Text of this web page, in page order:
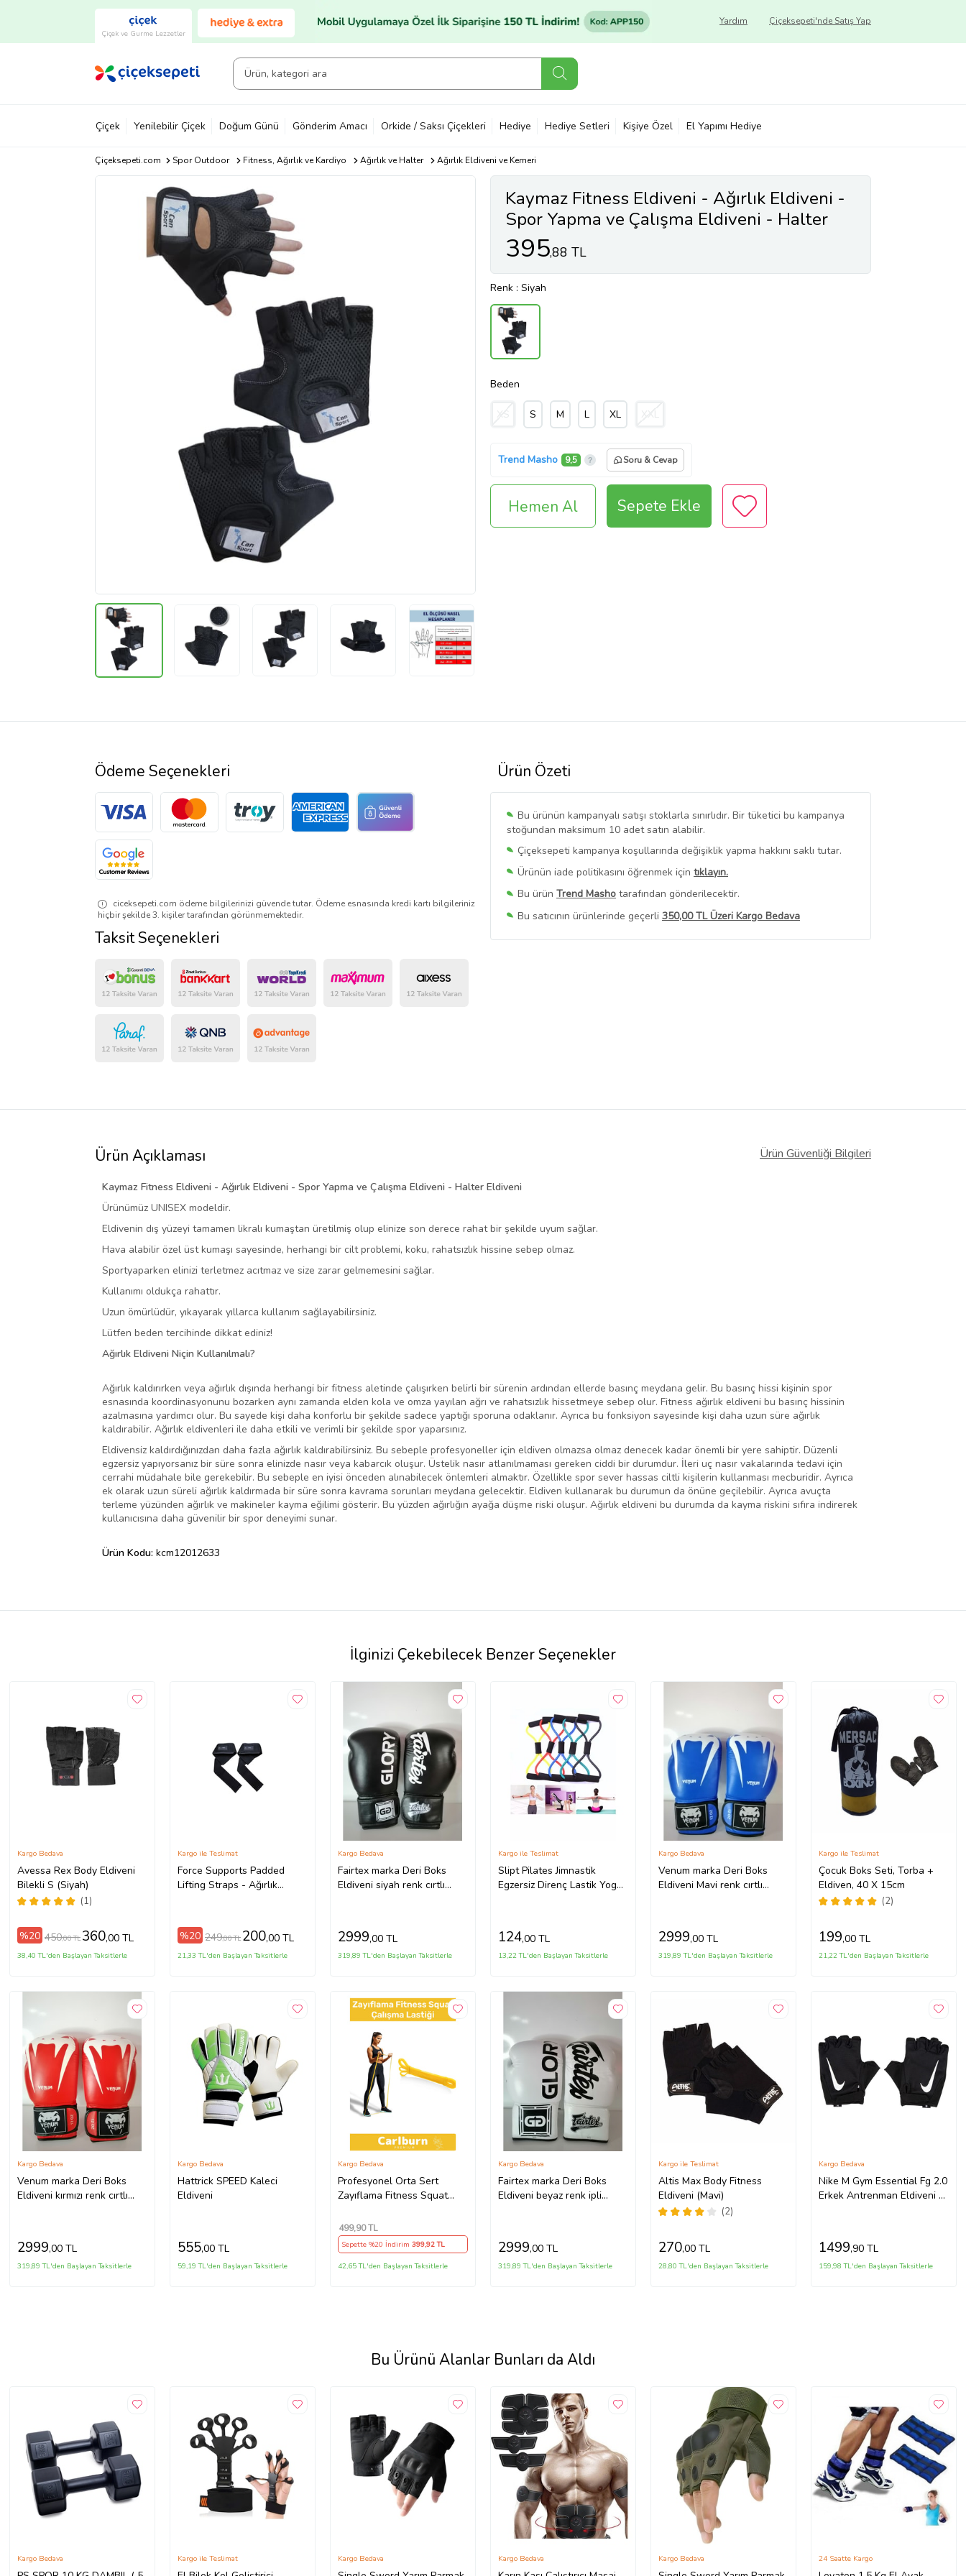
Çiçek ve Gurme Lezzetler
Çiçeksepeti'nde Satış Yap
Yardım
Çiçek Yenilebilir Çiçek Doğum Günü Gönderim Amacı Orkide / Saksı Çiçekleri Hediye Hediye Setleri Kişiye Özel El Yapımı Hediye
Çiçeksepeti.com Spor Outdoor Fitness, Ağırlık ve Kardiyo Ağırlık ve Halter Ağırlık Eldiveni ve Kemeri
Kaymaz Fitness Eldiveni - Ağırlık Eldiveni -
Spor Yapma ve Çalışma Eldiveni - Halter
Eldiveni (Siyah)
395,88 TL
Renk : Siyah
Beden
XS S M L XL XXL
Trend Masho 9,5 Soru & Cevap
Hemen Al Sepete Ekle
Ürün Özeti
Bu ürünün kampanyalı satışı stoklarla sınırlıdır. Bir tüketici bu kampanya
stoğundan maksimum 10 adet satın alabilir.
Çiçeksepeti kampanya koşullarında değişiklik yapma hakkını saklı tutar.
Ürünün iade politikasını öğrenmek için tıklayın.
Bu ürün Trend Masho tarafından gönderilecektir.
Bu satıcının ürünlerinde geçerli 350,00 TL Üzeri Kargo Bedava
Bu SatıcınınTüm Ürünlerini Görüntüle
Ödeme Seçenekleri
ciceksepeti.com ödeme bilgilerinizi güvende tutar. Ödeme esnasında kredi kartı bilgileriniz
hiçbir şekilde 3. kişiler tarafından görünmemektedir.
Taksit Seçenekleri
Ürün Açıklaması Ürün Güvenliği Bilgileri
Kaymaz Fitness Eldiveni - Ağırlık Eldiveni - Spor Yapma ve Çalışma Eldiveni - Halter Eldiveni
Ürünümüz UNISEX modeldir.
Eldivenin dış yüzeyi tamamen likralı kumaştan üretilmiş olup elinize son derece rahat bir şekilde uyum sağlar.
Hava alabilir özel üst kumaşı sayesinde, herhangi bir cilt problemi, koku, rahatsızlık hissine sebep olmaz.
Sportyaparken elinizi terletmez acıtmaz ve size zarar gelmemesini sağlar.
Kullanımı oldukça rahattır.
Uzun ömürlüdür, yıkayarak yıllarca kullanım sağlayabilirsiniz.
Lütfen beden tercihinde dikkat ediniz!
Ağırlık Eldiveni Niçin Kullanılmalı?
Ağırlık kaldırırken veya ağırlık dışında herhangi bir fitness aletinde çalışırken belirli bir sürenin ardından ellerde basınç meydana gelir. Bu basınç hissi kişinin spor
esnasında koordinasyonunu bozarken aynı zamanda elden kola ve omza yayılan ağrı ve rahatsızlık hissetmeye sebep olur. Fitness ağırlık eldiveni bu basınç hissinin
azalmasına yardımcı olur. Bu sayede kişi daha konforlu bir şekilde sadece yaptığı sporuna odaklanır. Ayrıca bu fonksiyon sayesinde kişi daha uzun süre ağırlık
kaldırabilir. Ağırlık eldivenleri ile daha etkili ve verimli bir şekilde spor yaparsınız.
Eldivensiz kaldırdığınızdan daha fazla ağırlık kaldırabilirsiniz. Bu sebeple profesyoneller için eldiven olmazsa olmaz denecek kadar önemli bir yere sahiptir. Düzenli
egzersiz yapıyorsanız bir süre sonra elinizde nasır veya kabarcık oluşur. Üstelik nasır atlanılmaması gereken ciddi bir durumdur. İleri uç nasır vakalarında tedavi için
cerrahi müdahale bile gerekebilir. Bu sebeple en iyisi önceden alınabilecek önlemleri almaktır. Özellikle spor sever hassas ciltli kişilerin kullanması mecburidir. Ayrıca
ek olarak uzun süreli ağırlık kaldırmada bir süre sonra kavrama sorunları meydana gelecektir. Eldiven kullanarak bu durumun da önüne geçilebilir. Ayrıca avuçta
terleme yüzünden ağırlık ve makineler kayma eğilimi gösterir. Bu yüzden ağırlığın ayağa düşme riski oluşur. Ağırlık eldiveni bu durumda da kayma riskini sıfıra indirerek
kullanıcısına daha güvenilir bir spor deneyimi sunar.
Ürün Kodu: kcm12012633
İlginizi Çekebilecek Benzer Seçenekler
Avessa Rex Body Eldiveni
Bilekli S (Siyah)
(1)
Kargo Bedava
%20 450,00 TL 360,00 TL
38,40 TL'den Başlayan Taksitlerle
Force Supports Padded
Lifting Straps - Ağırlık
Kargo ile Teslimat
%20 249,00 TL 200,00 TL
21,33 TL'den Başlayan Taksitlerle
Fairtex marka Deri Boks
Eldiveni siyah renk cırtlı
profesyonel sporcular için
uygundur. 10-12-14 16 OZ
büyüklükte İstediğiniz
Kargo Bedava
2999,00 TL
319,89 TL'den Başlayan Taksitlerle
Slipt Pilates Jimnastik
Egzersiz Direnç Lastik Yoga
Kargo ile Teslimat
124,00 TL
13,22 TL'den Başlayan Taksitlerle
Venum marka Deri Boks
Eldiveni Mavi renk cırtlı
profesyonel sporcular için
uygundur. 10-12-14 16 OZ
büyüklükte İstediğiniz
Kargo Bedava
2999,00 TL
319,89 TL'den Başlayan Taksitlerle
Çocuk Boks Seti, Torba +
Eldiven, 40 X 15cm
(2)
Kargo ile Teslimat
199,00 TL
21,22 TL'den Başlayan Taksitlerle
Venum marka Deri Boks
Eldiveni kırmızı renk cırtlı
uygundur. 10-12-14 16 OZ
büyüklükte İstediğiniz
Kargo Bedava
2999,00 TL
319,89 TL'den Başlayan Taksitlerle
Hattrick SPEED Kaleci
Eldiveni
Kargo Bedava
555,00 TL
59,19 TL'den Başlayan Taksitlerle
Profesyonel Orta Sert
Zayıflama Fitness Squat
Spor Aerobik Direnç Bant
Kargo Bedava
499,90 TL
Sepette %20 İndirim 399,92 TL
42,65 TL'den Başlayan Taksitlerle
Fairtex marka Deri Boks
Eldiveni beyaz renk ipli
uygundur. 10-12-14 16 OZ
büyüklükte İstediğiniz
Kargo Bedava
2999,00 TL
319,89 TL'den Başlayan Taksitlerle
Altis Max Body Fitness
Eldiveni (Mavi)
(2)
Kargo ile Teslimat
270,00 TL
28,80 TL'den Başlayan Taksitlerle
Nike M Gym Essential Fg 2.0
Erkek Antrenman Eldiveni -
Kargo Bedava
1499,90 TL
159,98 TL'den Başlayan Taksitlerle
Bu Ürünü Alanlar Bunları da Aldı
Kargo Bedava Kargo ile Teslimat Kargo Bedava Kargo Bedava Kargo Bedava 24 Saatte Kargo